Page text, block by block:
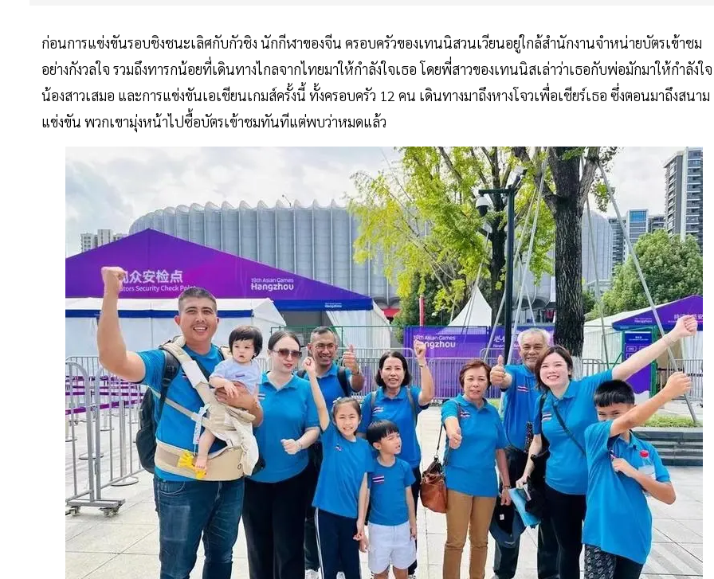
ก่อนการแข่งขันรอบชิงชนะเลิศกับกัวชิง นักกีฬาของจีน ครอบครัวของเทนนิสวนเวียนอยู่ใกล้สำนักงานจำหน่ายบัตรเข้าชม
อย่างกังวลใจ รวมถึงทารกน้อยที่เดินทางไกลจากไทยมาให้กำลังใจเธอ โดยพี่สาวของเทนนิสเล่าว่าเธอกับพ่อมักมาให้กำลังใจ
น้องสาวเสมอ และการแข่งขันเอเชียนเกมส์ครั้งนี้ ทั้งครอบครัว 12 คน เดินทางมาถึงหางโจวเพื่อเชียร์เธอ ซึ่งตอนมาถึงสนาม
แข่งขัน พวกเขามุ่งหน้าไปซื้อบัตรเข้าชมทันทีแต่พบว่าหมดแล้ว